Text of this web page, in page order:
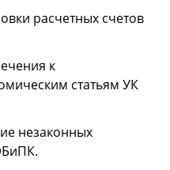
расчетных счетов
к
статьям УК
незаконных